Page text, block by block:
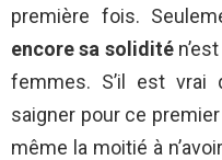
première fois.
encore sa solidité
femmes. S’il est vrai
saigner pour ce
même la moitié à